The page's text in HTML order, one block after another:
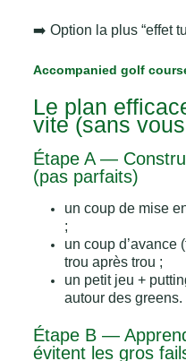
➡️ Option la plus “effet
Accompanied golf
Le plan
vite (sans
Étape A —
(pas parfaits)
un coup de mise
;
un coup d’avance
trou après trou ;
un petit jeu +
autour des greens.
Étape B —
évitent les gros